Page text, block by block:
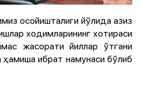
осойишталиги йўлида азиз
ходимларининг хотираси
жасорати йиллар ўтгани
ҳамиша ибрат намунаси бўлиб